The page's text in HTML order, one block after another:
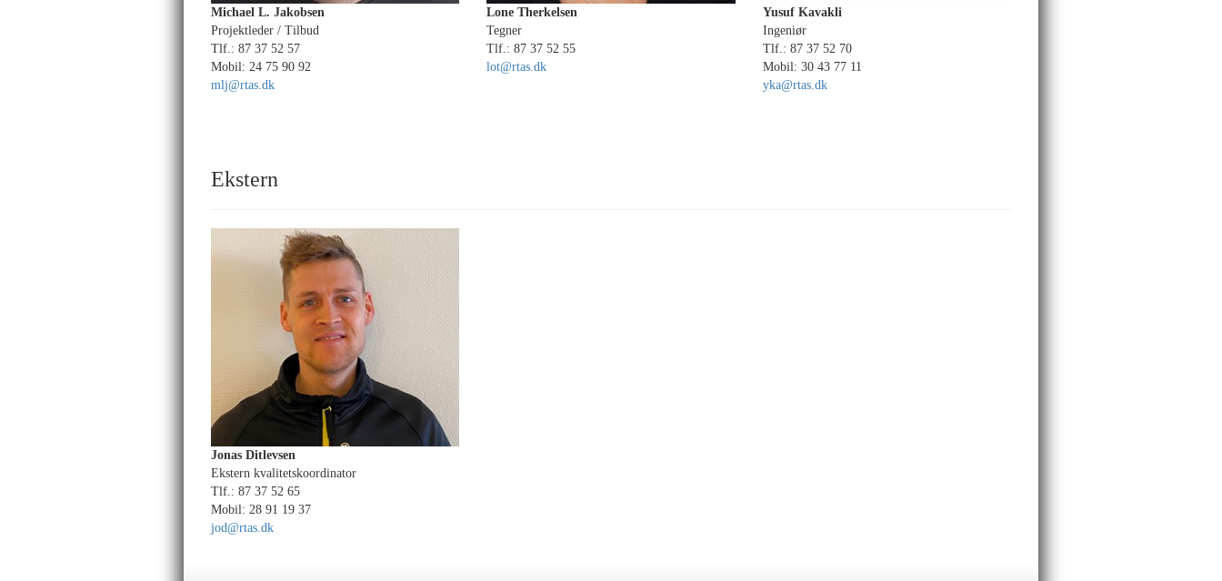
Michael L. Jakobsen
Projektleder / Tilbud
Tlf.: 87 37 52 57
Mobil: 24 75 90 92
mlj@rtas.dk
Lone Therkelsen
Tegner
Tlf.: 87 37 52 55
lot@rtas.dk
Yusuf Kavakli
Ingeniør
Tlf.: 87 37 52 70
Mobil: 30 43 77 11
yka@rtas.dk
Ekstern
Jonas Ditlevsen
Ekstern kvalitetskoordinator
Tlf.: 87 37 52 65
Mobil: 28 91 19 37
jod@rtas.dk